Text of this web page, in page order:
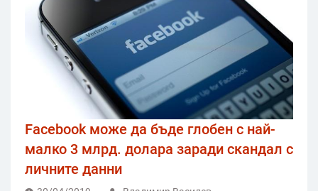
Facebook може да бъде глобен с най-
малко 3 млрд. долара заради скандал с
личните данни